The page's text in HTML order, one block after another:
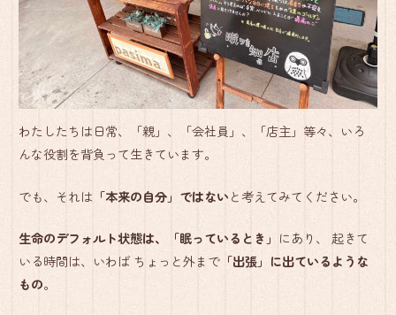
わたしたちは日常、「親」、「会社員」、「店主」等々、いろ
んな役割を背負って生きています。
でも、それは 「本来の自分」ではないと考えてみてください。
生命のデフォルト状態は、「眠っているとき」 にあり、 起きて
いる時間は、いわば ちょっと外まで 「出張」に出ているような
もの。